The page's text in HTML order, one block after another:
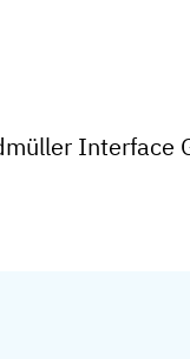
Interface